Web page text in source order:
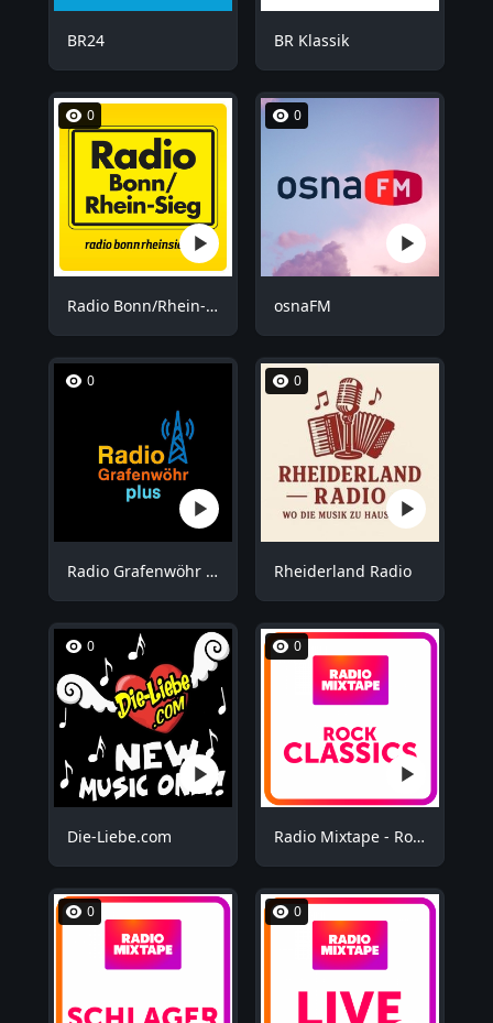
BR24 BR Klassik
0
Radio Bonn/Rhein-Sieg
0
osnaFM
0
Radio Grafenwöhr - Plus
0
Rheiderland Radio
0
Die-Liebe.com
0
Radio Mixtape - Rock Mix
0 0